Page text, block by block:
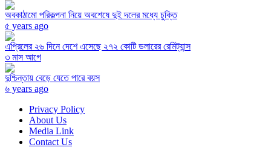
অবকাঠামো পরিকল্পনা নিয়ে অবশেষে দুই দলের মধ্যে চুক্তি
৫ years ago
এপ্রিলের ২৬ দিনে দেশে এসেছে ২৭২ কোটি ডলারের রেমিট্যান্স
৩ মাস আগে
দুশ্চিন্তায় বেড়ে যেতে পারে বয়স
৬ years ago
Privacy Policy
About Us
Media Link
Contact Us